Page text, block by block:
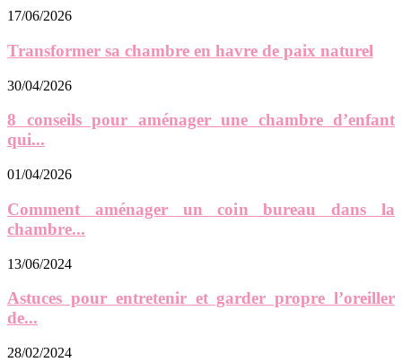
17/06/2026
Transformer sa chambre en havre de paix naturel
30/04/2026
8 conseils pour aménager une chambre d’enfant
qui...
01/04/2026
Comment aménager un coin bureau dans la
chambre...
13/06/2024
Astuces pour entretenir et garder propre l’oreiller
de...
28/02/2024